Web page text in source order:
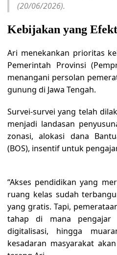
(20/06/2026).
Kebijakan yang
Ari menekankan prioritas
Pemerintah Provinsi
menangani persolan
gunung di Jawa Tengah.
Survei-survei yang telah
menjadi landasan
zonasi, alokasi dana
(BOS), insentif untuk
“Akses pendidikan yang
ruang kelas sudah
yang gratis. Tapi,
tahap di mana pengajar
digitalisasi, hingga
kesadaran masyarakat